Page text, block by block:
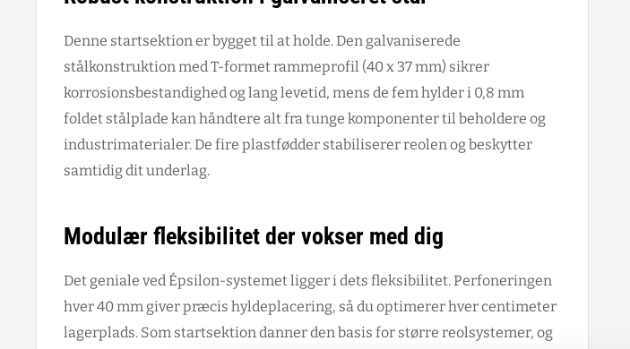
Denne startsektion er bygget til at holde. Den galvaniserede
stålkonstruktion med T-formet rammeprofil (40 x 37 mm) sikrer
korrosionsbestandighed og lang levetid, mens de fem hylder i 0,8 mm
foldet stålplade kan håndtere alt fra tunge komponenter til beholdere og
industrimaterialer. De fire plastfødder stabiliserer reolen og beskytter
samtidig dit underlag.
Modulær fleksibilitet der vokser med dig
Det geniale ved Épsilon-systemet ligger i dets fleksibilitet. Perfoneringen
hver 40 mm giver præcis hyldeplacering, så du optimerer hver centimeter
lagerplads. Som startsektion danner den basis for større reolsystemer, og